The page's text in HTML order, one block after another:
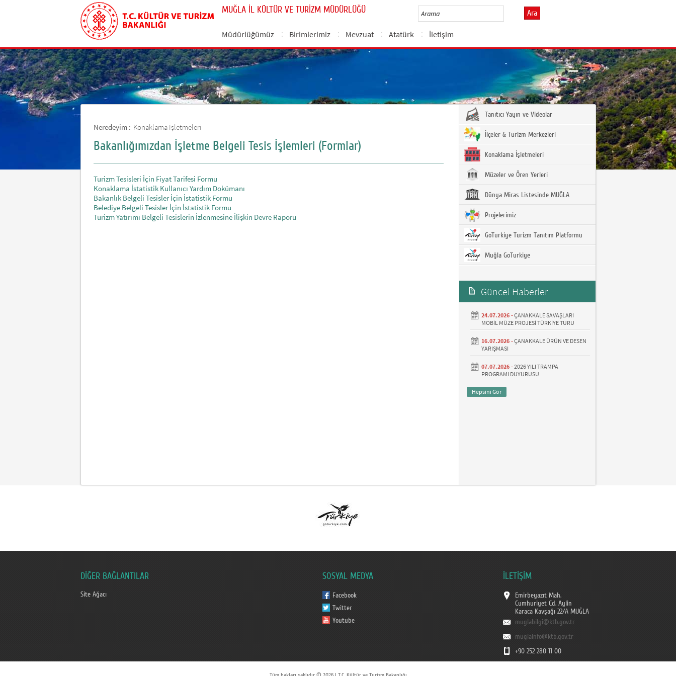
MUĞLA İL KÜLTÜR VE TURİZM MÜDÜRLÜĞÜ Ara
Müdürlüğümüz Birimlerimiz Mevzuat Atatürk İletişim
Neredeyim : Konaklama İşletmeleri
Bakanlığımızdan İşletme Belgeli Tesis İşlemleri (Formlar)
Turizm Tesisleri İçin Fiyat Tarifesi Formu
Konaklama İstatistik Kullanıcı Yardım Dokümanı
Bakanlık Belgeli Tesisler İçin İstatistik Formu
Belediye Belgeli Tesisler İçin İstatistik Formu
Turizm Yatırımı Belgeli Tesislerin İzlenmesine İlişkin Devre Raporu
Tanıtıcı Yayın ve Videolar
İlçeler & Turizm Merkezleri
Konaklama İşletmeleri
Müzeler ve Ören Yerleri
Dünya Miras Listesinde MUĞLA
Projelerimiz
GoTurkiye Turizm Tanıtım Platformu
Muğla GoTurkiye
Güncel Haberler
24.07.2026 -ÇANAKKALE SAVAŞLARI
MOBİL MÜZE PROJESİ TÜRKİYE TURU
16.07.2026 -ÇANAKKALE ÜRÜN VE DESEN
YARIŞMASI
07.07.2026 -2026 YILI TRAMPA
PROGRAMI DUYURUSU
Hepsini Gör
DİĞER BAĞLANTILAR
Site Ağacı
SOSYAL MEDYA
Facebook
Twitter
Youtube
İLETİŞİM
Emirbeyazıt Mah.
Cumhuriyet Cd. Aylin
Karaca Kavşağı 22/A MUĞLA
muglabilgi@ktb.gov.tr
muglainfo@ktb.gov.tr
+90 252 280 11 00